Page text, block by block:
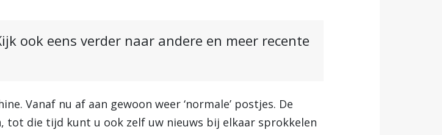
ook eens verder naar andere en meer recente
Vanaf nu af aan gewoon weer ‘normale’ postjes. De
tot die tijd kunt u ook zelf uw nieuws bij elkaar sprokkelen